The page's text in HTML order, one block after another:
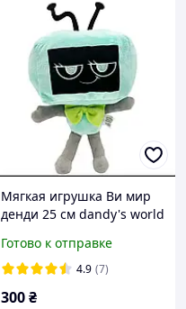
Мягкая игрушка Ви мир
денди 25 см dandy's world
Готово к отправке
4.9 (7)
300₴